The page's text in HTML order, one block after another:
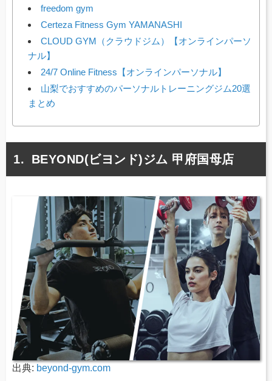
freedom gym
Certeza Fitness Gym YAMANASHI
CLOUD GYM（クラウドジム）【オンラインパーソ
ナル】
24/7 Online Fitness【オンラインパーソナル】
山梨でおすすめのパーソナルトレーニングジム20選
まとめ
BEYOND(ビヨンド)ジム 甲府国母店
出典: beyond-gym.com